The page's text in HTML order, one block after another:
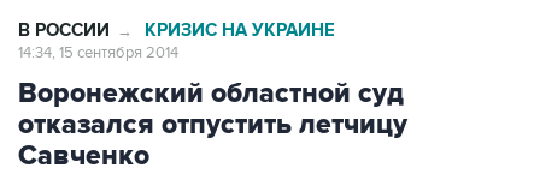
В РОССИИ → КРИЗИС НА УКРАИНЕ
14:34, 15 сентября 2014
Воронежский областной суд
отказался отпустить летчицу
Савченко